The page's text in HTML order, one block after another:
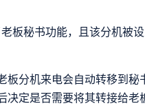
板秘书功能，且该分机被
板分机来电会自动转移到秘
决定是否需要将其转接给老